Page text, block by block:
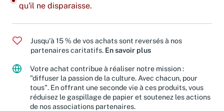
qu'il ne disparaisse.
Jusqu'à 15 % de vos achats sont reversés à nos
partenaires caritatifs. En savoir plus
Votre achat contribue à réaliser notre mission :
"diffuser la passion de la culture. Avec chacun, pour
tous". En offrant une seconde vie à ces produits, vous
réduisez le gaspillage de papier et soutenez les actions
de nos associations partenaires.